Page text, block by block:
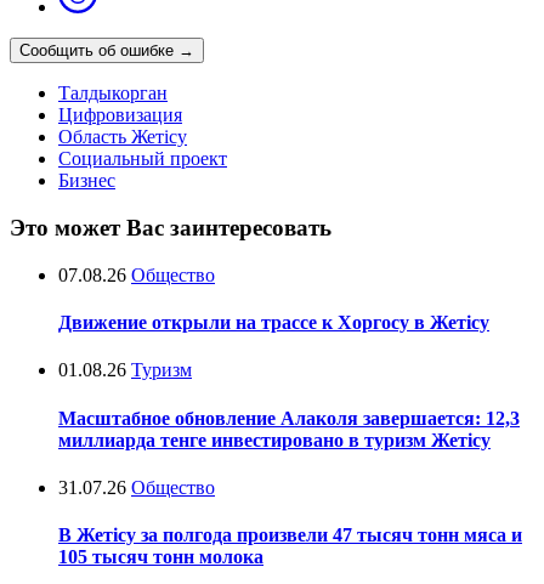
Сообщить об ошибке →
Талдыкорган
Цифровизация
Область Жетісу
Социальный проект
Бизнес
Это может Вас заинтересовать
07.08.26 Общество
Движение открыли на трассе к Хоргосу в Жетісу
01.08.26 Туризм
Масштабное обновление Алаколя завершается: 12,3
миллиарда тенге инвестировано в туризм Жетісу
31.07.26 Общество
В Жетісу за полгода произвели 47 тысяч тонн мяса и
105 тысяч тонн молока